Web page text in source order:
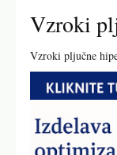
Vzroki
Vzroki pljučne